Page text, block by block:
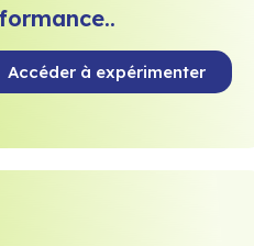
Accéder à expérimenter